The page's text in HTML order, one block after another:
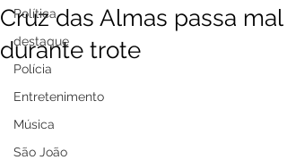
Política
destaque
Polícia
Entretenimento
Música
São João
Cruz das Almas passa mal
durante trote